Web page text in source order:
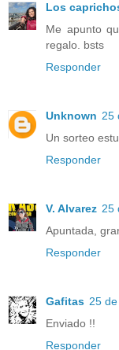
Los
Me apunto
regalo. bsts
Responder
Unknown 25
Un sorteo
Responder
V. Alvarez 25
Apuntada,
Responder
Gafitas 25
Enviado !!
Responder